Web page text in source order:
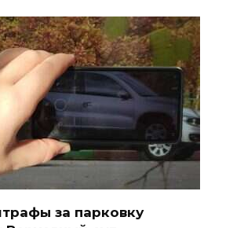
за парковку